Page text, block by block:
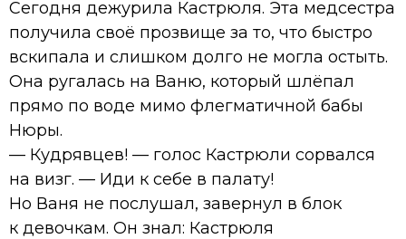
Сегодня дежурила Кастрюля. Эта медсестра
получила своё прозвище за то, что быстро
вскипала и слишком долго не могла остыть.
Она ругалась на Ваню, который шлёпал
прямо по воде мимо флегматичной бабы
Нюры.
— Кудрявцев! — голос Кастрюли сорвался
на визг. — Иди к себе в палату!
Но Ваня не послушал, завернул в блок
к девочкам. Он знал: Кастрюля